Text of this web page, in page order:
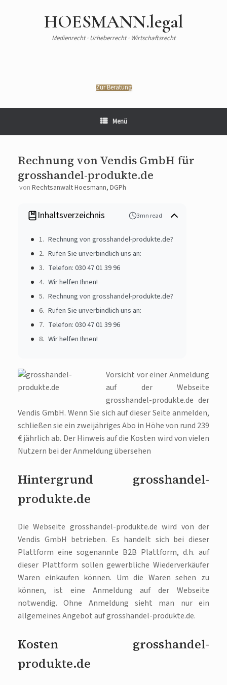
HOESMANN.legal
Medienrecht · Urheberrecht · Wirtschaftsrecht
Zur Beratung
Menü
Rechnung von Vendis GmbH für
grosshandel-produkte.de
von Rechtsanwalt Hoesmann, DGPh
Inhaltsverzeichnis 3mn read
Rechnung von grosshandel-produkte.de?
Rufen Sie unverbindlich uns an:
Telefon: 030 47 01 39 96
Wir helfen Ihnen!
Rechnung von grosshandel-produkte.de?
Rufen Sie unverbindlich uns an:
Telefon: 030 47 01 39 96
Wir helfen Ihnen!
Vorsicht vor einer Anmeldung
auf der Webseite
grosshandel-produkte.de der
Vendis GmbH. Wenn Sie sich auf dieser Seite anmelden,
schließen sie ein zweijähriges Abo in Höhe von rund 239
€ jährlich ab. Der Hinweis auf die Kosten wird von vielen
Nutzern bei der Anmeldung übersehen
Hintergrund grosshandel-
produkte.de
Die Webseite grosshandel-produkte.de wird von der
Vendis GmbH betrieben. Es handelt sich bei dieser
Plattform eine sogenannte B2B Plattform, d.h. auf
dieser Plattform sollen gewerbliche Wiederverkäufer
Waren einkaufen können. Um die Waren sehen zu
können, ist eine Anmeldung auf der Webseite
notwendig. Ohne Anmeldung sieht man nur ein
allgemeines Angebot auf grosshandel-produkte.de.
Kosten grosshandel-
produkte.de